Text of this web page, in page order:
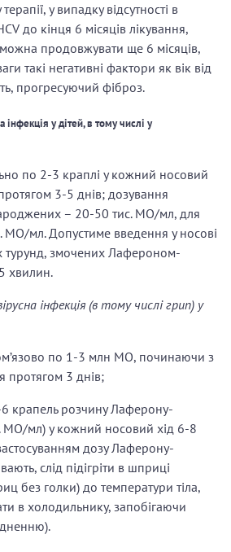
у випадку відсутності в
до кінця 6 місяців лікування,
продовжувати ще 6 місяців,
такі негативні фактори як вік від
прогресуючий фіброз.
інфекція у дітей, в тому числі у
по 2-3 краплі у кожний носовий
3-5 днів; дозування
– 20-50 тис. МО/мл, для
МО/мл. Допустиме введення у носові
турунд, змочених Лафероном-
хвилин.
інфекція (в тому числі грип) у
по 1-3 млн МО, починаючи з
протягом 3 днів;
крапель розчину Лаферону-
МО/мл) у кожний носовий хід 6-8
дозу Лаферону-
слід підігріти в шприці
без голки) до температури тіла,
в холодильнику, запобігаючи